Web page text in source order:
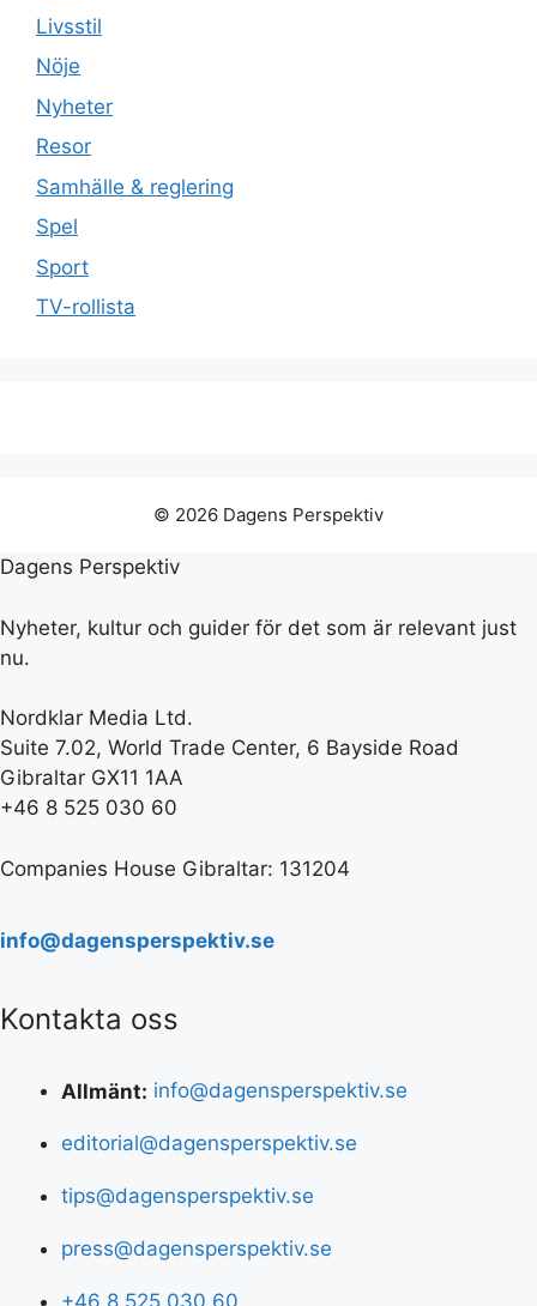
Livsstil
Nöje
Nyheter
Resor
Samhälle & reglering
Spel
Sport
TV-rollista
© 2026 Dagens Perspektiv
Dagens Perspektiv
Nyheter, kultur och guider för det som är relevant just
nu.
Nordklar Media Ltd.
Suite 7.02, World Trade Center, 6 Bayside Road
Gibraltar GX11 1AA
+46 8 525 030 60
Companies House Gibraltar: 131204
info@dagensperspektiv.se
Kontakta oss
Allmänt: info@dagensperspektiv.se
editorial@dagensperspektiv.se
tips@dagensperspektiv.se
press@dagensperspektiv.se